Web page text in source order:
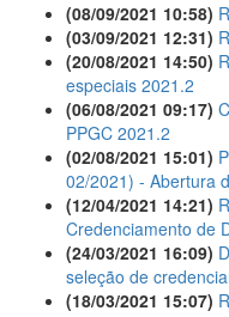
(08/09/2021 10:58)
(03/09/2021 12:31)
(20/08/2021 14:50)
especiais 2021.2
(06/08/2021 09:17)
PPGC 2021.2
(02/08/2021 15:01)
02/2021) - Abertura
(12/04/2021 14:21)
Credenciamento de
(24/03/2021 16:09)
seleção de
(18/03/2021 15:07)